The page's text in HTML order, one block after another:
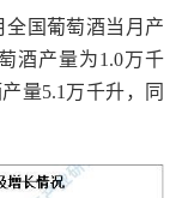
全国葡萄酒当月产
酒产量为1.0万千
量5.1万千升，同